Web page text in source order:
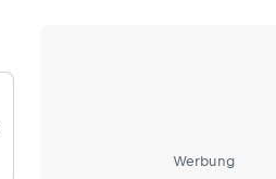
Werbung